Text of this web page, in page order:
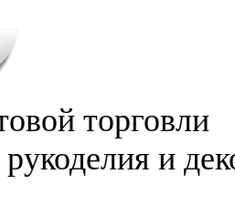
торговли
и